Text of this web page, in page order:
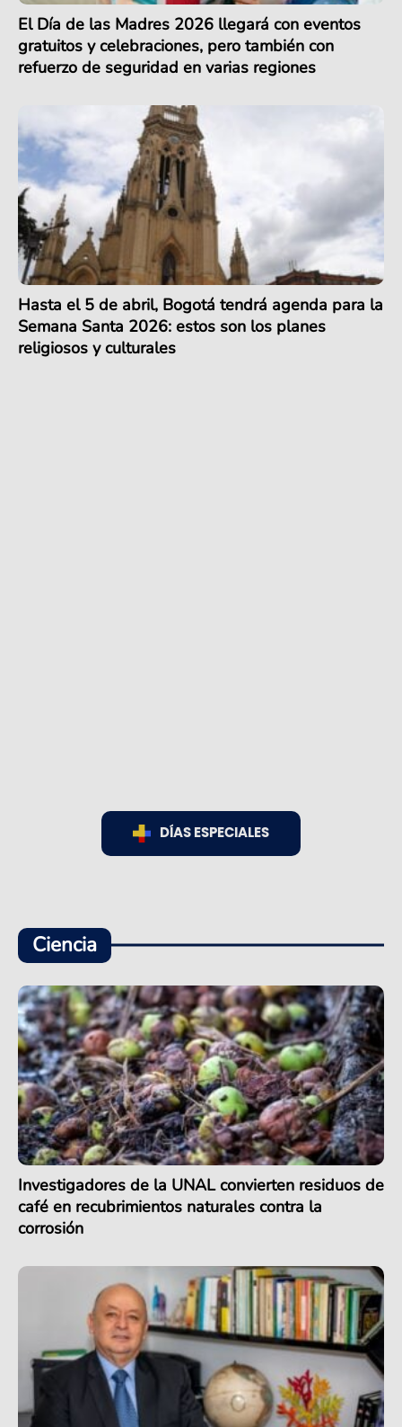
El Día de las Madres 2026 llegará con eventos
gratuitos y celebraciones, pero también con
refuerzo de seguridad en varias regiones
Hasta el 5 de abril, Bogotá tendrá agenda para la
Semana Santa 2026: estos son los planes
religiosos y culturales
DÍAS ESPECIALES
Ciencia
Investigadores de la UNAL convierten residuos de
café en recubrimientos naturales contra la
corrosión